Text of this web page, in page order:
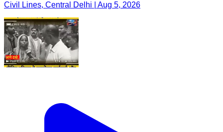
Civil Lines, Central Delhi | Aug 5, 2026